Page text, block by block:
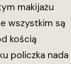
makijażu
wszystkim są
kością
policzka nada